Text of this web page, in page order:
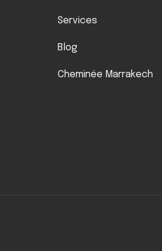
Services
Blog
Cheminée Marrakech